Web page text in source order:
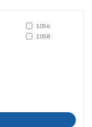
1056
1058